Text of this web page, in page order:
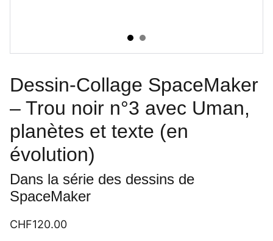
Dessin-Collage SpaceMaker
– Trou noir n°3 avec Uman,
planètes et texte (en
évolution)
Dans la série des dessins de
SpaceMaker
CHF120.00